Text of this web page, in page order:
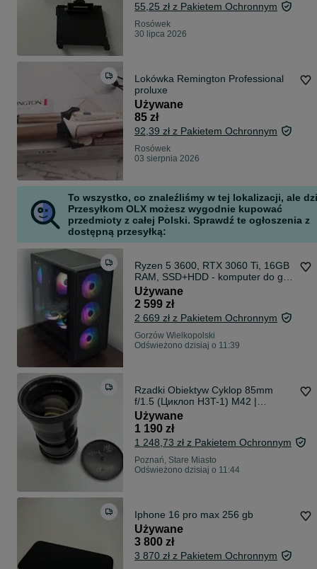
55,25 zł z Pakietem Ochronnym
Rosówek
30 lipca 2026
Lokówka Remington Professional
proluxe
Używane
85 zł
92,39 zł z Pakietem Ochronnym
Rosówek
03 sierpnia 2026
To wszystko, co znaleźliśmy w tej lokalizacji, ale
Przesyłkom OLX możesz wygodnie kupować
przedmioty z całej Polski. Sprawdź te ogłoszenia z
dostępną przesyłką:
Ryzen 5 3600, RTX 3060 Ti, 16GB
RAM, SSD+HDD - komputer do gier
RGB
Używane
2 599 zł
2 669 zł z Pakietem Ochronnym
Gorzów Wielkopolski
Odświeżono dzisiaj o 11:39
Rzadki Obiektyw Cyklop 85mm
f/1.5 (Циклоп H3T-1) M42 |
Bajeczny Swirly Bokeh!
Używane
1 190 zł
1 248,73 zł z Pakietem Ochronnym
Poznań, Stare Miasto
Odświeżono dzisiaj o 11:44
Iphone 16 pro max 256 gb
Używane
3 800 zł
3 870 zł z Pakietem Ochronnym